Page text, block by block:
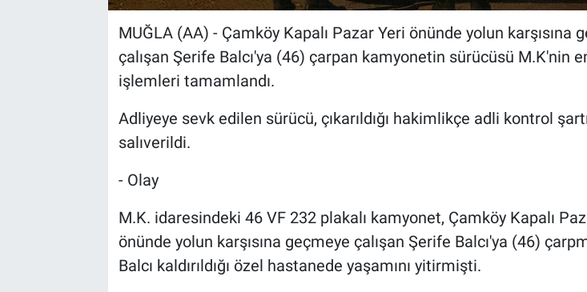
MUĞLA (AA) - Çamköy Kapalı Pazar Yeri önünde yolun karşısına
çalışan Şerife Balcı'ya (46) çarpan kamyonetin sürücüsü M.K'nin
işlemleri tamamlandı.
Adliyeye sevk edilen sürücü, çıkarıldığı hakimlikçe adli kontrol
salıverildi.
- Olay
M.K. idaresindeki 46 VF 232 plakalı kamyonet, Çamköy Kapalı
önünde yolun karşısına geçmeye çalışan Şerife Balcı'ya (46)
Balcı kaldırıldığı özel hastanede yaşamını yitirmişti.